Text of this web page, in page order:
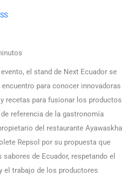
el stand de Next Ecuador se
para conocer innovadoras
recetas para fusionar los productos
referencia de la gastronomía
del restaurante Ayawaskha
Repsol por su propuesta que
de Ecuador, respetando el
el trabajo de los productores